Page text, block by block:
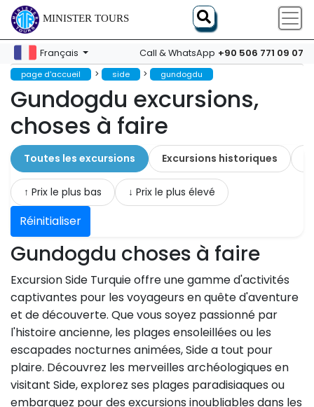
MINISTER TOURS
Français Call & WhatsApp +90 506 771 09 07
page d'accueil > side > gundogdu
Gundogdu excursions,
choses à faire
Toutes les excursions Excursions historiques
↑ Prix ​​le plus bas ↓ Prix ​​le plus élevé
Réinitialiser
Gundogdu choses à faire
Excursion Side Turquie offre une gamme d'activités
captivantes pour les voyageurs en quête d'aventure
et de découverte. Que vous soyez passionné par
l'histoire ancienne, les plages ensoleillées ou les
escapades nocturnes animées, Side a tout pour
plaire. Découvrez les merveilles archéologiques en
visitant Side, explorez ses plages paradisiaques ou
embarquez pour des excursions inoubliables dans les